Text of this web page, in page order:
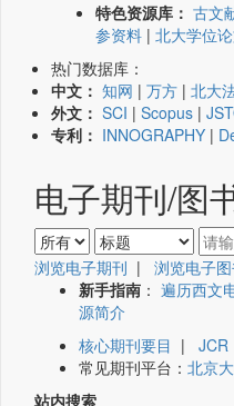
特色资源库： 古文
参资料 | 北大学位
热门数据库：
中文： 知网 | 万方 | 北大
外文： SCI | Scopus |
专利： INNOGRAPHY |
电子期刊/图
浏览电子期刊 | 浏览电子
新手指南 ： 遍历西文
源简介
核心期刊要目 | JCR
常见期刊平台： 北京
站内搜索